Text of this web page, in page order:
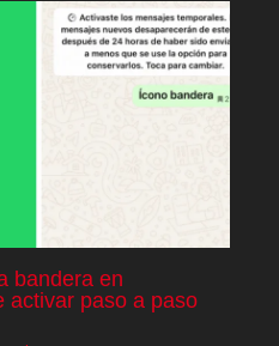
bandera en
activar paso a paso